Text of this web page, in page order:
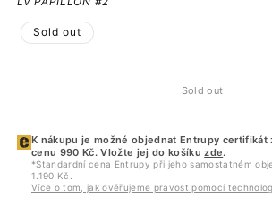
Sold out
Sold out
K nákupu je možné objednat Entrupy certifikát
cenu 990 Kč. Vložte jej do košíkuzde.
*Standardní cena Entrupy při jeho samostatném
1.190 Kč.
Více o tom, jak ověřujeme pravost pomocí